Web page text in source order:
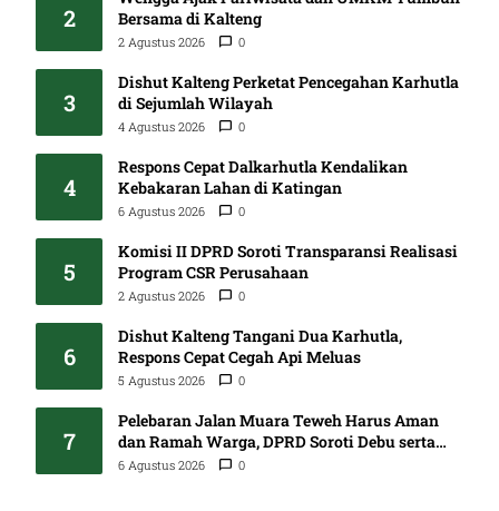
2
Bersama di Kalteng
2 Agustus 2026 0
3
Dishut Kalteng Perketat Pencegahan Karhutla
di Sejumlah Wilayah
4 Agustus 2026 0
4
Respons Cepat Dalkarhutla Kendalikan
Kebakaran Lahan di Katingan
6 Agustus 2026 0
5
Komisi II DPRD Soroti Transparansi Realisasi
Program CSR Perusahaan
2 Agustus 2026 0
6
Dishut Kalteng Tangani Dua Karhutla,
Respons Cepat Cegah Api Meluas
5 Agustus 2026 0
7
Pelebaran Jalan Muara Teweh Harus Aman
dan Ramah Warga, DPRD Soroti Debu serta
Standar K3
6 Agustus 2026 0